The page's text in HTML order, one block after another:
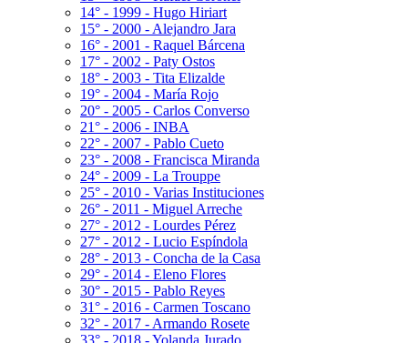
14° - 1999 - Hugo Hiriart
15° - 2000 - Alejandro Jara
16° - 2001 - Raquel Bárcena
17° - 2002 - Paty Ostos
18° - 2003 - Tita Elizalde
19° - 2004 - María Rojo
20° - 2005 - Carlos Converso
21° - 2006 - INBA
22° - 2007 - Pablo Cueto
23° - 2008 - Francisca Miranda
24° - 2009 - La Trouppe
25° - 2010 - Varias Instituciones
26° - 2011 - Miguel Arreche
27° - 2012 - Lourdes Pérez
27° - 2012 - Lucio Espíndola
28° - 2013 - Concha de la Casa
29° - 2014 - Eleno Flores
30° - 2015 - Pablo Reyes
31° - 2016 - Carmen Toscano
32° - 2017 - Armando Rosete
33° - 2018 - Yolanda Jurado